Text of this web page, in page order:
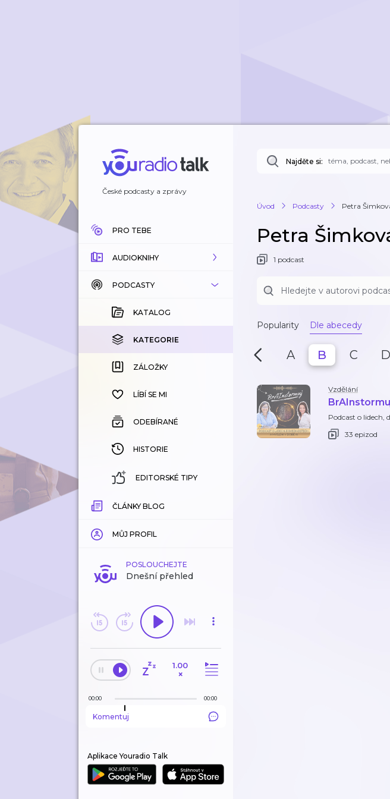
České podcasty a zprávy
PRO TEBE
AUDIOKNIHY
KATALOG
KOUPENÉ
KATEGORIE
ZÁLOŽKY
HISTORIE
PODCASTY
KATALOG
KATEGORIE
ZÁLOŽKY
LÍBÍ SE MI
ODEBÍRANÉ
HISTORIE
EDITORSKÉ TIPY
ČLÁNKY BLOG
MŮJ PROFIL
POSLOUCHEJTE
Dnešní přehled
1.00
×
00:00 00:00
Komentuj
Aplikace Youradio Talk
Najděte si:
Úvod Podcasty Petra
Petra
1 podcast
Popularity Dle abecedy
A B C D
Vzdělání
Podcast o lidech,
33 epizod